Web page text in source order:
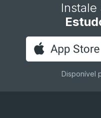
Disponível